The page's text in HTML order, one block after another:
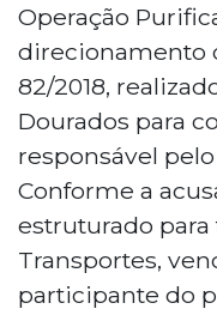
Operação
direcionamento
82/2018,
Dourados para
responsável
Conforme a
estruturado para
Transportes,
participante do